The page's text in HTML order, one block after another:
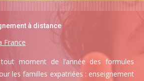
à distance
France
moment de l’année des formules
les familles expatriées : enseignement